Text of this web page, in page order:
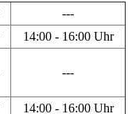
---
14:00 - 16:00 Uhr
---
14:00 - 16:00 Uhr